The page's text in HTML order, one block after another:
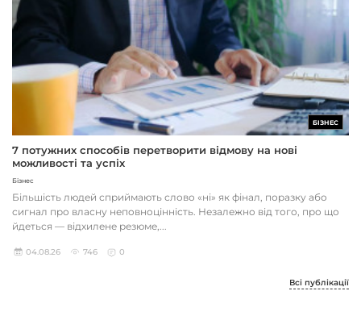
БІЗНЕС
7 потужних способів перетворити відмову на нові
можливості та успіх
Бізнес
Більшість людей сприймають слово «ні» як фінал, поразку або
сигнал про власну неповноцінність. Незалежно від того, про що
йдеться — відхилене резюме,...
04.08.26 746 0
Всі публікації